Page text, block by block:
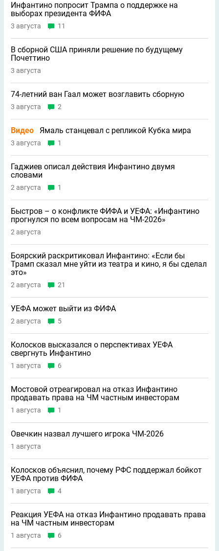
Инфантино попросит Трампа о поддержке на
выборах президента ФИФА
3 августа 11
В сборной США приняли решение по будущему
Почеттино
3 августа
74-летний ван Гаал может возглавить сборную
3 августа 2
Видео Ямаль станцевал с репликой Кубка мира
3 августа 1
Гаджиев описал действия Инфантино двумя
словами
2 августа 1
Быстров – о конфликте ФИФА и УЕФА: «Инфантино
прогнулся по всем вопросам на ЧМ-2026»
2 августа
Боярский раскритиковал Инфантино: «Если бы
Трамп сказал мне уйти из театра и кино, я бы сделал
это»
2 августа 21
УЕФА может выйти из ФИФА
2 августа 5
Колосков высказался о перспективах УЕФА
свергнуть Инфантино
1 августа 6
Мостовой отреагировал на отказ Инфантино
продавать права на ЧМ частным инвесторам
1 августа 1
Овечкин назвал лучшего игрока ЧМ-2026
1 августа
Колосков объяснил, почему РФС поддержал бойкот
УЕФА против ФИФА
1 августа 4
Реакция УЕФА на отказ Инфантино продавать права
на ЧМ частным инвесторам
1 августа 6